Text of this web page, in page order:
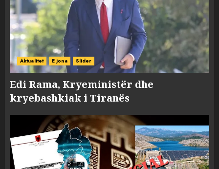
Aktualitet E jona Slider
Edi Rama, Kryeministër dhe
kryebashkiak i Tiranës